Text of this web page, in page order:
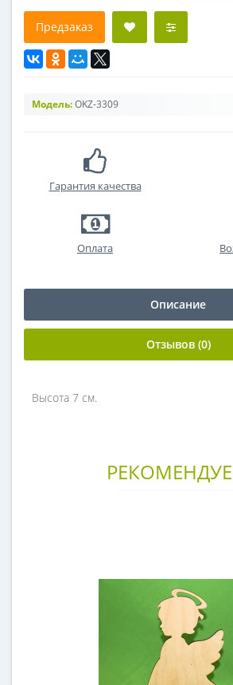
Предзаказ
Модель:OKZ-3309
Гарантия качества
Оплата
Описание
Отзывов (0)
Высота 7 см.